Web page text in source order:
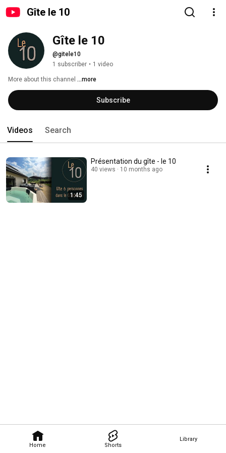
Gîte le 10
Home Shorts
Library
Gîte le 10
@gitele10
1 subscriber • 1 video
More about this channel ...more
Subscribe
Videos Search
1:45
Présentation du gîte - le 10
40 views 10 months ago